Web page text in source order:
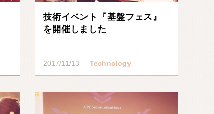
技術イベント『基盤フェス』
を開催しました
2017/11/13 Technology